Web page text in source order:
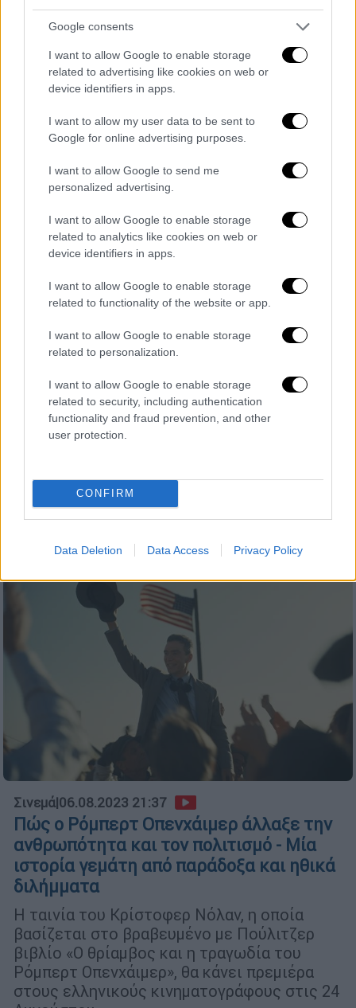
Google consents
I want to allow Google to enable storage
related to advertising like cookies on web or
device identifiers in apps.
I want to allow my user data to be sent to
Google for online advertising purposes.
I want to allow Google to send me
personalized advertising.
I want to allow Google to enable storage
related to analytics like cookies on web or
device identifiers in apps.
I want to allow Google to enable storage
related to functionality of the website or app.
I want to allow Google to enable storage
related to personalization.
I want to allow Google to enable storage
related to security, including authentication
functionality and fraud prevention, and other
user protection.
CONFIRM
Data Deletion Data Access Privacy Policy
Σινεμά|22.10.2023 21:15
Ο σκηνοθέτης του «Black Adam»
Αμερικανίδα γυναίκα ντετέκτιβ - Η Έμιλι
Η Κέιτ Γουόρν ήταν η πρώτη Αμερικανίδα
γυναίκα ντετέκτιβ, προσλήφθηκε στο
γραφείο ιδιωτικών ερευνών Pinkerton με
άλλαξε για πάντα τον τρόπο που εργάζονταν
οι ντετέκτιβ
Σινεμά|06.08.2023 21:37
Πώς ο Ρόμπερτ Οπενχάιμερ άλλαξε την
ανθρωπότητα και τον πολιτισμό - Μία
ιστορία γεμάτη από παράδοξα και ηθικά
διλήμματα
Η ταινία του Κρίστοφερ Νόλαν, η οποία
βασίζεται στο βραβευμένο με Πούλιτζερ
βιβλίο «Ο θρίαμβος και η τραγωδία του
Ρόμπερτ Οπενχάιμερ», θα κάνει πρεμιέρα
στους ελληνικούς κινηματογράφους στις 24